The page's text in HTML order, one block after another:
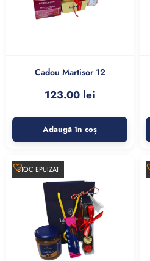
Cadou Martisor 12
123.00 lei
Adaugă în coș
STOC EPUIZAT